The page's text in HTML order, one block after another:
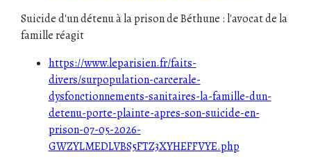
Suicide d'un détenu à la prison de Béthune : l'avocat de la
famille réagit
https://www.leparisien.fr/faits-
divers/surpopulation-carcerale-
dysfonctionnements-sanitaires-la-famille-dun-
detenu-porte-plainte-apres-son-suicide-en-
prison-07-05-2026-
GWZYLMEDLVBS5FTZ3XYHEFFVYE.php